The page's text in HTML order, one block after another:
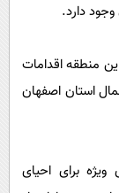
وجود دارد.
منطقه اقدامات
استان اصفهان
ویژه برای احیای